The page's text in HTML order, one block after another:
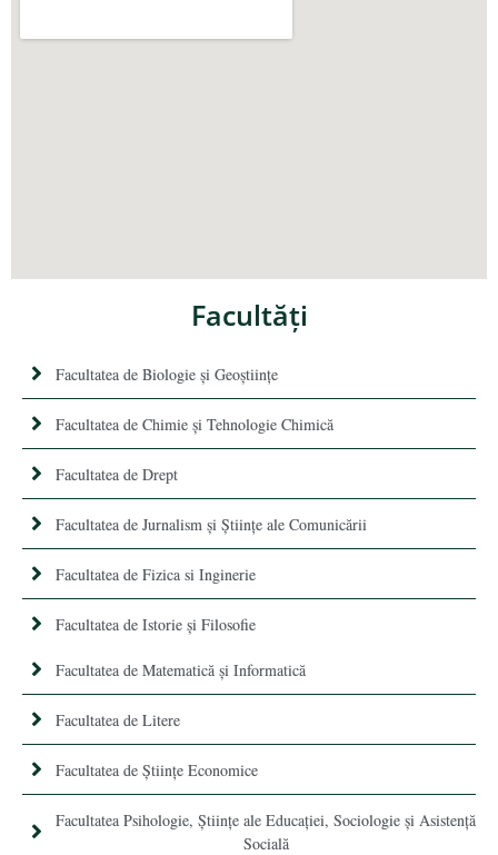
Facultăţi
Facultatea de Biologie și Geoștiințe
Facultatea de Chimie şi Tehnologie Chimică
Facultatea de Drept
Facultatea de Jurnalism şi Ştiinţe ale Comunicării
Facultatea de Fizica si Inginerie
Facultatea de Istorie şi Filosofie
Facultatea de Matematică şi Informatică
Facultatea de Litere
Facultatea de Științe Economice
Facultatea Psihologie, Ştiinţe ale Educaţiei, Sociologie și Asistență
Socială